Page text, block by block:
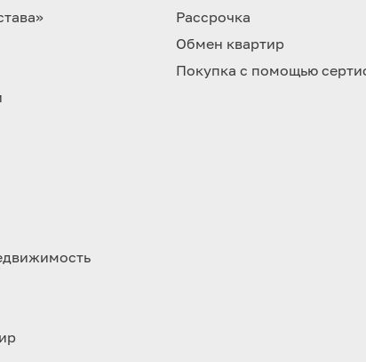
Рассрочка
Обмен квартир
Покупка с помощью